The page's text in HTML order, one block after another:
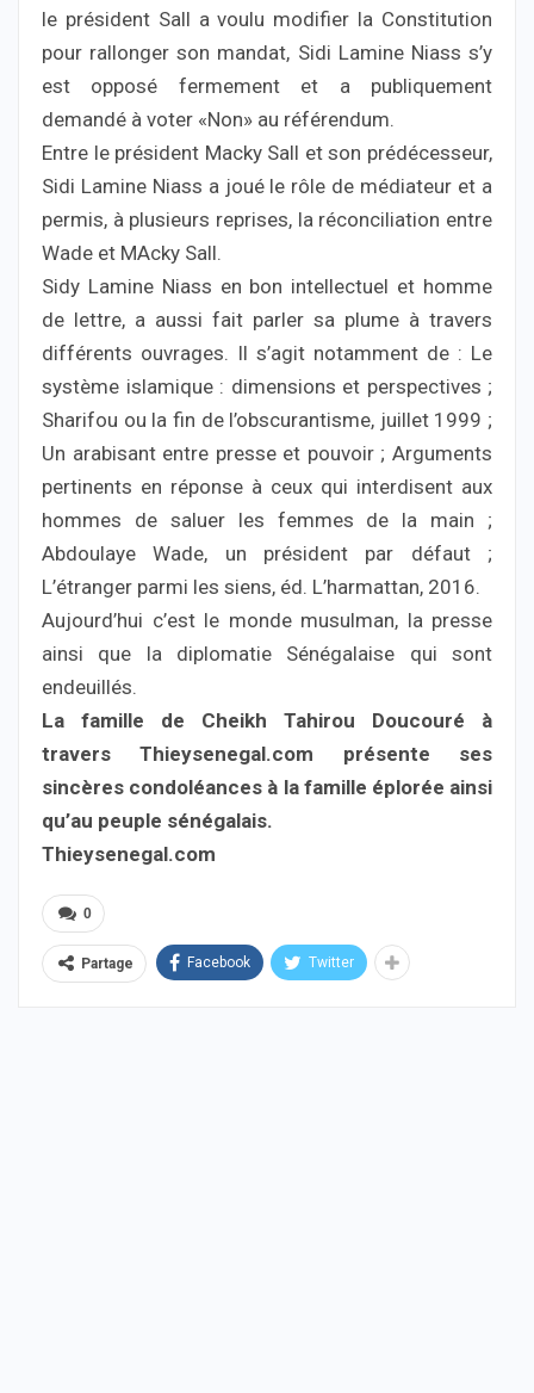
le président Sall a voulu modifier la Constitution
pour rallonger son mandat, Sidi Lamine Niass s’y
est opposé fermement et a publiquement
demandé à voter «Non» au référendum.
Entre le président Macky Sall et son prédécesseur,
Sidi Lamine Niass a joué le rôle de médiateur et a
permis, à plusieurs reprises, la réconciliation entre
Wade et MAcky Sall.
Sidy Lamine Niass en bon intellectuel et homme
de lettre, a aussi fait parler sa plume à travers
différents ouvrages. Il s’agit notamment de : Le
système islamique : dimensions et perspectives ;
Sharifou ou la fin de l’obscurantisme, juillet 1999 ;
Un arabisant entre presse et pouvoir ; Arguments
pertinents en réponse à ceux qui interdisent aux
hommes de saluer les femmes de la main ;
Abdoulaye Wade, un président par défaut ;
L’étranger parmi les siens, éd. L’harmattan, 2016.
Aujourd’hui c’est le monde musulman, la presse
ainsi que la diplomatie Sénégalaise qui sont
endeuillés.
La famille de Cheikh Tahirou Doucouré à
travers Thieysenegal.com présente ses
sincères condoléances à la famille éplorée ainsi
qu’au peuple sénégalais.
Thieysenegal.com
0
Partage Facebook Twitter